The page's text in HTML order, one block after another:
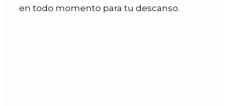
en todo momento para tu descanso.